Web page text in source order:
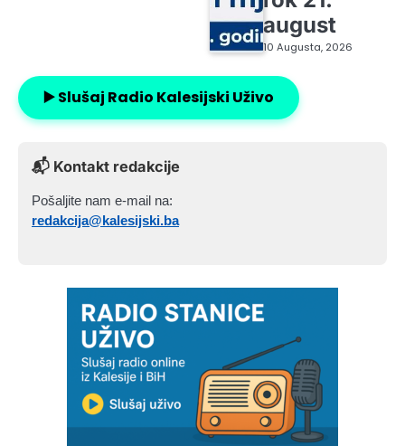
august
10 Augusta, 2026
▶️ Slušaj Radio Kalesijski Uživo
📬 Kontakt redakcije
Pošaljite nam e-mail na:
redakcija@kalesijski.ba